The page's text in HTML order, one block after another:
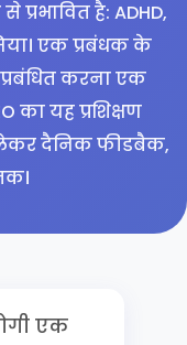
प्रभावित है: ADHD,
एक प्रबंधक के
करना एक
का यह प्रशिक्षण
लेकर दैनिक फीडबैक,
एक